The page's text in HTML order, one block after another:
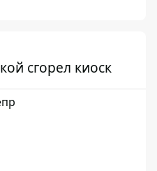
сгорел киоск